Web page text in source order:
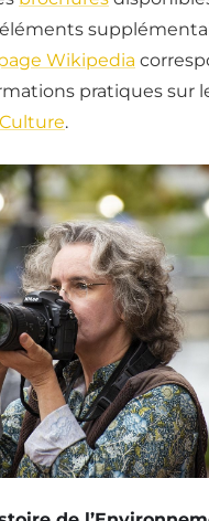
Wikipedia
pratiques sur
.